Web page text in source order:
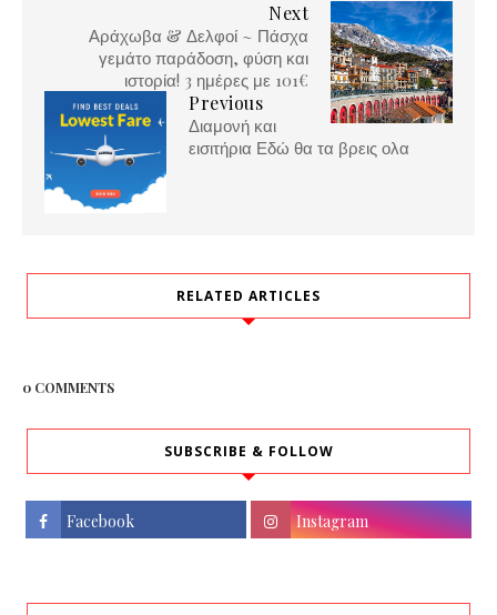
Next
Αράχωβα & Δελφοί ~ Πάσχα
γεμάτο παράδοση, φύση και
ιστορία! 3 ημέρες με 101€
Previous
Διαμονή και
εισιτήρια Εδώ θα τα βρεις ολα
RELATED ARTICLES
0 COMMENTS
SUBSCRIBE & FOLLOW
Facebook Instagram